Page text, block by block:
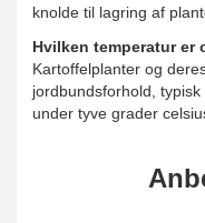
knolde til lagring af
Hvilken temperatur er
Kartoffelplanter og
jordbundsforhold,
under tyve grader